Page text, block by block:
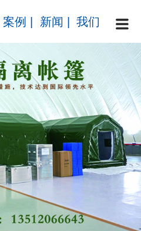
案例 新闻 我们